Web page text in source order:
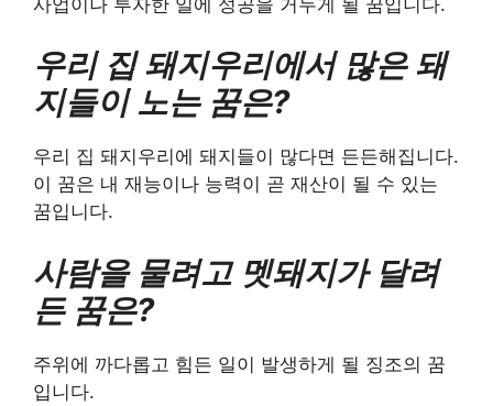
우리 집 돼지우리에서 많은 돼
지들이 노는 꿈은?
우리 집 돼지우리에 돼지들이 많다면 든든해집니다.
이 꿈은 내 재능이나 능력이 곧 재산이 될 수 있는
꿈입니다.
사람을 물려고 멧돼지가 달려
든 꿈은?
주위에 까다롭고 힘든 일이 발생하게 될 징조의 꿈
입니다.